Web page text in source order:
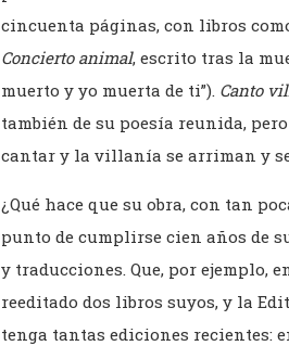
cincuenta páginas, con libros
Concierto animal, escrito tras la
muerto y yo muerta de ti”). Canto
también de su poesía reunida,
cantar y la villanía se arriman y se
¿Qué hace que su obra, con tan
punto de cumplirse cien años de
y traducciones. Que, por ejemplo,
reeditado dos libros suyos, y la
tenga tantas ediciones recientes: